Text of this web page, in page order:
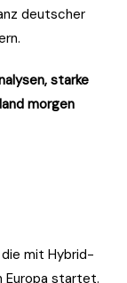
deutscher
starke
morgen
die mit Hybrid-
Europa startet.